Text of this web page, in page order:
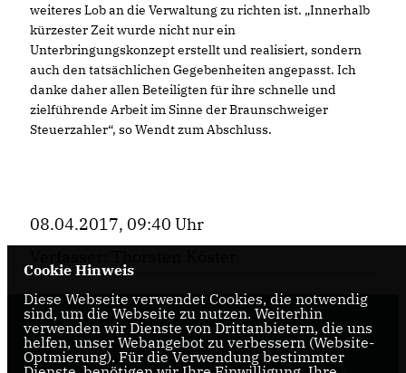
weiteres Lob an die Verwaltung zu richten ist. „Innerhalb
kürzester Zeit wurde nicht nur ein
Unterbringungskonzept erstellt und realisiert, sondern
auch den tatsächlichen Gegebenheiten angepasst. Ich
danke daher allen Beteiligten für ihre schnelle und
zielführende Arbeit im Sinne der Braunschweiger
Steuerzahler“, so Wendt zum Abschluss.
08.04.2017, 09:40 Uhr
Internetseite der CDU-Fraktion im Rat der Stadt
Braunschweig, mit aktuellen Informationen rund
Cookie Hinweis
Diese Webseite verwendet Cookies, die notwendig
sind, um die Webseite zu nutzen. Weiterhin
verwenden wir Dienste von Drittanbietern, die uns
helfen, unser Webangebot zu verbessern (Website-
Optmierung). Für die Verwendung bestimmter